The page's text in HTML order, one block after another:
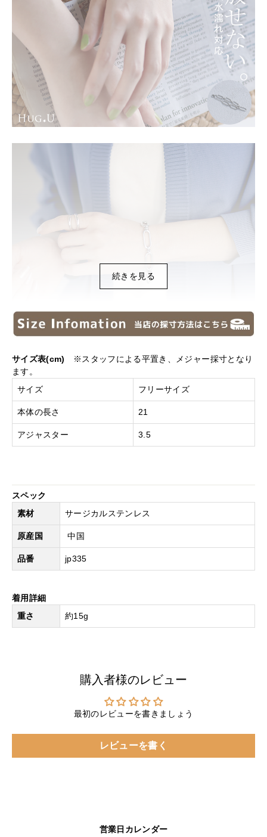
続きを見る
サイズ表(cm)
※スタッフによる平置き、メジャー採寸となり
ます。
サイズ
フリーサイズ
本体の長さ 21
アジャスター 3.5
スペック
素材
サージカルステンレス
原産国 中国
品番 jp335
着用詳細
重さ
約15g
購入者様のレビュー
最初のレビューを書きましょう
レビューを書く
営業日カレンダー